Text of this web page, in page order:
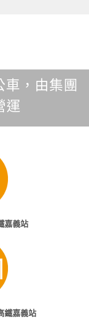
，由集團
運
嘉義站
鐵嘉義站